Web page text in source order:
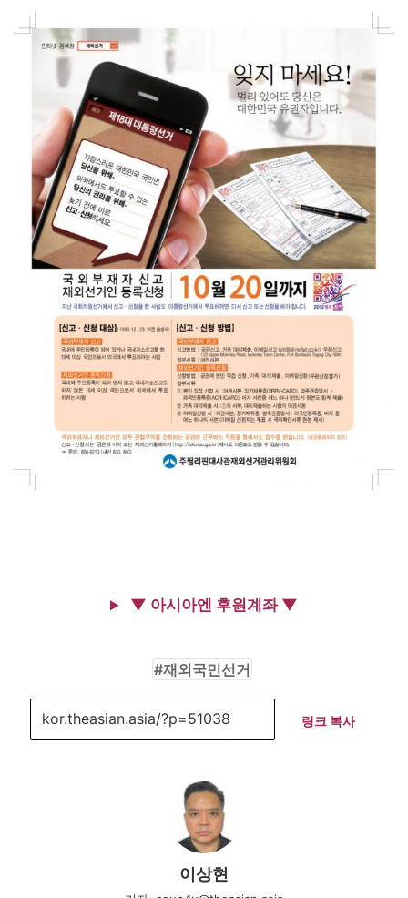
▼ 아시아엔 후원계좌 ▼
재외국민선거
링크 복사
이상현